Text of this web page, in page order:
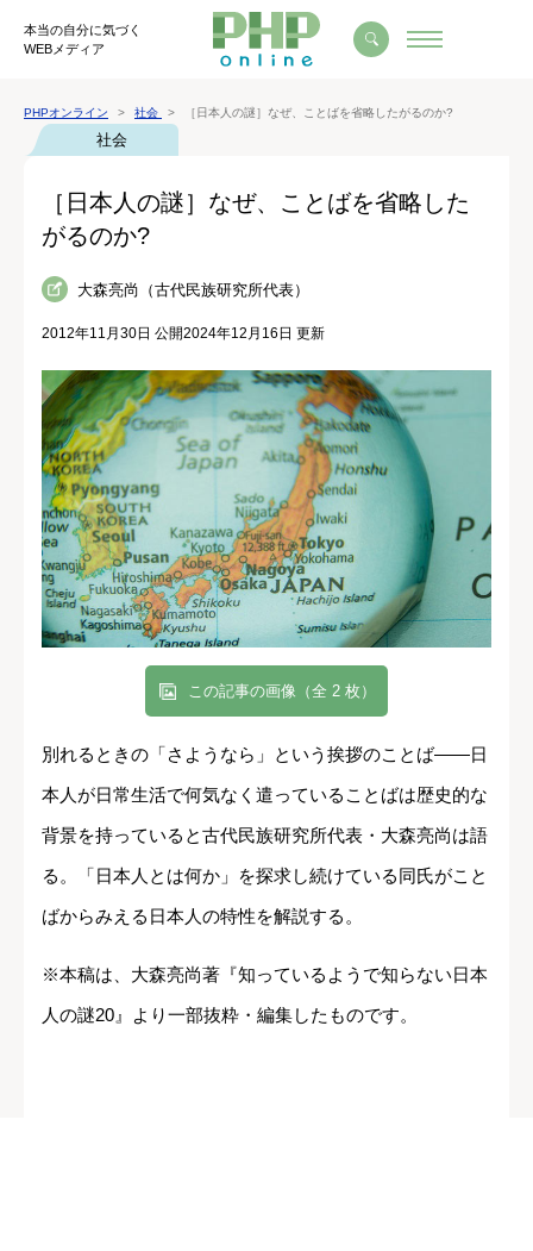
本当の自分に気づく
WEBメディア
PHPオンライン 社会 ［日本人の謎］なぜ、ことばを省略したがるのか?
社会
［日本人の謎］なぜ、ことばを省略した
がるのか?
大森亮尚（古代民族研究所代表）
2012年11月30日 公開2024年12月16日 更新
この記事の画像（全 2 枚）
別れるときの「さようなら」という挨拶のことば――日
本人が日常生活で何気なく遣っていることばは歴史的な
背景を持っていると古代民族研究所代表・大森亮尚は語
る。「日本人とは何か」を探求し続けている同氏がこと
ばからみえる日本人の特性を解説する。
※本稿は、大森亮尚著『知っているようで知らない日本
人の謎20』より一部抜粋・編集したものです。